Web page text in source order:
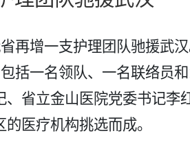
再增一支护理团队驰援武
括一名领队、一名联络员和
省立金山医院党委书记李
医疗机构挑选而成。